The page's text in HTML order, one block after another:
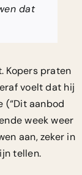
dat
Kopers praten
voelt dat hij
(“Dit aanbod
week weer
aan, zeker in
tellen.